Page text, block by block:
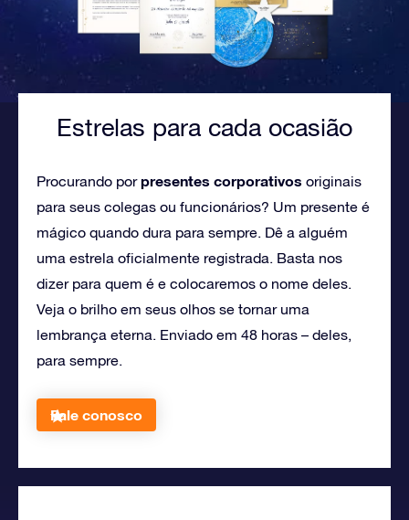
Estrelas para cada ocasião
Procurando porpresentes corporativos originais
para seus colegas ou funcionários? Um presente é
mágico quando dura para sempre. Dê a alguém
uma estrela oficialmente registrada. Basta nos
dizer para quem é e colocaremos o nome deles.
Veja o brilho em seus olhos se tornar uma
lembrança eterna. Enviado em 48 horas – deles,
para sempre.
Fale conosco